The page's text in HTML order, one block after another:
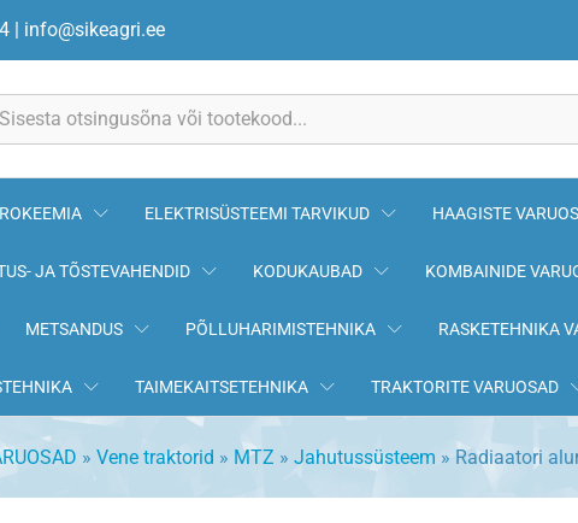
| info@sikeagri.ee
ELEKTRISÜSTEEMI TARVIKUD HAAGISTE
JA TÕSTEVAHENDID KODUKAUBAD KOMBAINIDE
METSANDUS PÕLLUHARIMISTEHNIKA RASKETEHNIKA
TAIMEKAITSETEHNIKA TRAKTORITE VARUOSAD
» Vene traktorid » MTZ » Jahutussüsteem » Radiaatori